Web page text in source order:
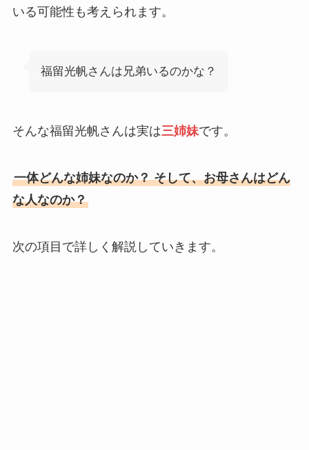
いる可能性も考えられます。
福留光帆さんは兄弟いるのかな？
そんな福留光帆さんは実は三姉妹です。
一体どんな姉妹なのか？ そして、お母さんはどん
な人なのか？
次の項目で詳しく解説していきます。